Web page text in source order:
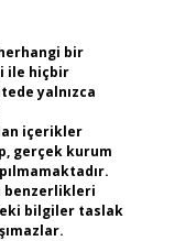
bir
ile hiçbir
yalnızca
içerikler
gerçek kurum
benzerlikleri
bilgiler taslak